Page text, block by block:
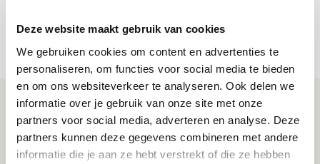
Deze website maakt gebruik van cookies
We gebruiken cookies om content en advertenties te
personaliseren, om functies voor social media te bieden
en om ons websiteverkeer te analyseren. Ook delen we
informatie over je gebruik van onze site met onze
partners voor social media, adverteren en analyse. Deze
partners kunnen deze gegevens combineren met andere
informatie die je aan ze hebt verstrekt of die ze hebben
Net binnen //
Volop enthousiasme in fotoverslag van
Europees treffen met Shelbourne
07 AUGUSTUS 2026 - 09:00